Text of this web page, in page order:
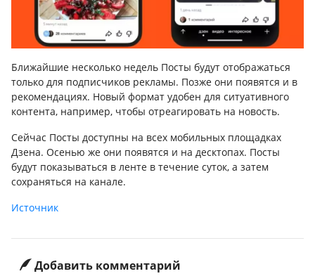
Ближайшие несколько недель Посты будут отображаться
только для подписчиков рекламы. Позже они появятся и в
рекомендациях. Новый формат удобен для ситуативного
контента, например, чтобы отреагировать на новость.
Сейчас Посты доступны на всех мобильных площадках
Дзена. Осенью же они появятся и на десктопах. Посты
будут показываться в ленте в течение суток, а затем
сохраняться на канале.
Источник
Добавить комментарий